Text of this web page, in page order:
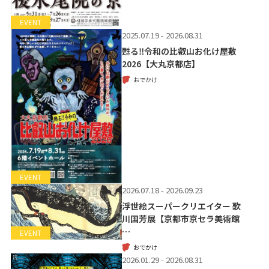
EVENT
EVENT
2025.07.19 - 2026.08.31
甦る‼令和の比叡山お化け屋敷
2026【大丸京都店】
おでかけ
EVENT
2026.07.18 - 2026.09.23
浮世絵スーパークリエイター 歌
川国芳展【京都市京セラ美術館
…
おでかけ
2026.01.29 - 2026.08.31